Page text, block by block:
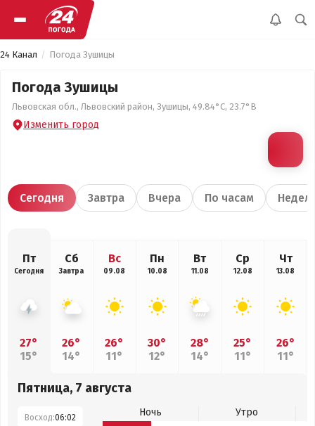
24 Канал Погода Зушицы
Погода Зушицы
Львовская обл., Львовский район, Зушицы, 49.84°С, 23.7°В
Изменить город
Сегодня Завтра Вчера По часам
Пт
Сегодня
27°
15°
Сб
Завтра
26°
14°
Вс
09.08
26°
11°
Пн
10.08
30°
12°
Вт
11.08
28°
14°
Ср
12.08
25°
11°
Чт
13.08
26°
11°
Пятница, 7 августа
Восход:06:02 Ночь
Утро